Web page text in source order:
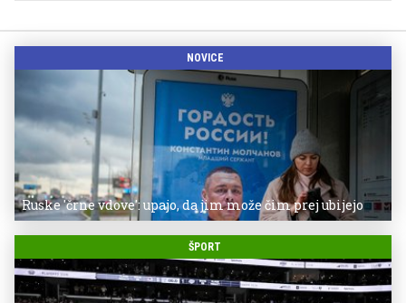
NOVICE
Ruske 'črne vdove': upajo, da jim može čim prej ubijejo
ŠPORT